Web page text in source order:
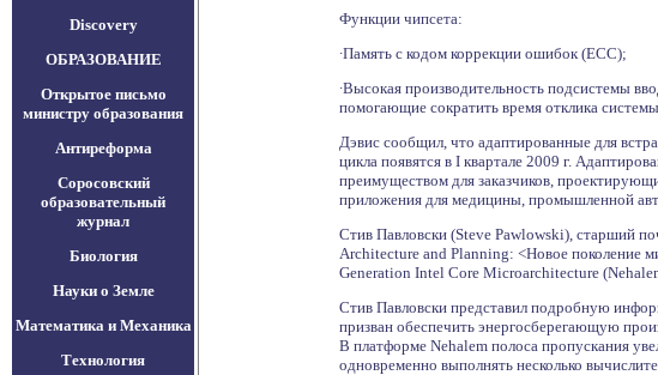
Discovery
ОБРАЗОВАНИЕ
Открытое письмо
министру образования
Антиреформа
Соросовский
образовательный
журнал
Биология
Науки о Земле
Математика и Механика
Технология
Функции чипсета:
∙Память с кодом коррекции ошибок (ECC);
∙Высокая производительность подсистемы
помогающие сократить время отклика системы
Дэвис сообщил, что адаптированные для
цикла появятся в I квартале 2009 г.
преимуществом для заказчиков,
приложения для медицины, промышленной
Стив Павловски (Steve Pawlowski), старший
Architecture and Planning: <Новое поколение
Generation Intel Core Microarchitecture
Стив Павловски представил подробную
призван обеспечить энергосберегающую
В платформе Nehalem полоса пропускания
одновременно выполнять несколько